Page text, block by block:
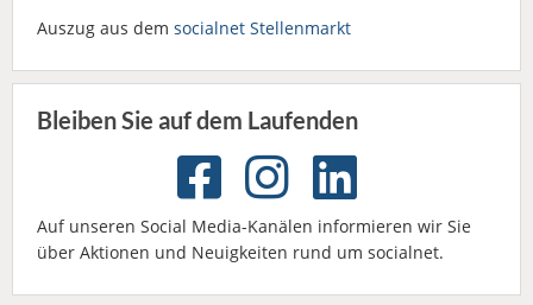
Auszug aus dem socialnet Stellenmarkt
Bleiben Sie auf dem Laufenden
Auf unseren Social Media-Kanälen informieren wir Sie
über Aktionen und Neuigkeiten rund um socialnet.